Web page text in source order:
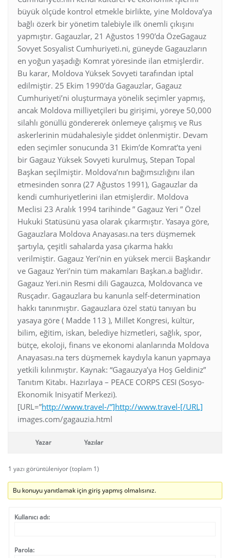
büyük ölçüde kontrol etmekle birlikte, yine Moldova’ya
bağlı özerk bir yönetim talebiyle ilk önemli çıkışını
yapmıştır. Gagauzlar, 21 Ağustos 1990’da ÖzeGagauz
Sovyet Sosyalist Cumhuriyeti.ni, güneyde Gagauzların
en yoğun yaşadığı Komrat yöresinde ilan etmişlerdir.
Bu karar, Moldova Yüksek Sovyeti tarafından iptal
edilmiştir. 25 Ekim 1990’da Gagauzlar, Gagauz
Cumhuriyeti’ni oluşturmaya yönelik seçimler yapmış,
ancak Moldova milliyetçileri bu girişimi, yöreye 50,000
silahlı gönüllü göndererek önlemeye çalışmış ve Rus
askerlerinin müdahalesiyle şiddet önlenmiştir. Devam
eden seçimler sonucunda 31 Ekim’de Komrat’ta yeni
bir Gagauz Yüksek Sovyeti kurulmuş, Stepan Topal
Başkan seçilmiştir. Moldova’nın bağımsızlığını ilan
etmesinden sonra (27 Ağustos 1991), Gagauzlar da
kendi cumhuriyetlerini ilan etmişlerdir. Moldova
Meclisi 23 Aralık 1994 tarihinde ” Gagauz Yeri ” Özel
Hukuki Statüsünü yasa olarak çıkarmıştır. Yasaya göre,
Gagauzlara Moldova Anayasası.na ters düşmemek
şartıyla, çeşitli sahalarda yasa çıkarma hakkı
verilmiştir. Gagauz Yeri’nin en yüksek mercii Başkandır
ve Gagauz Yeri’nin tüm makamları Başkan.a bağlıdır.
Gagauz Yeri.nin Resmi dili Gagauzca, Moldovanca ve
Rusçadır. Gagauzlara bu kanunla self-determination
hakkı tanınmıştır. Gagauzlara özel statü tanıyan bu
yasaya göre ( Madde 113 ), Millet Kongresi, kültür,
bilim, eğitim, iskan, belediye hizmetleri, sağlık, spor,
bütçe, ekoloji, finans ve ekonomi alanlarında Moldova
Anayasası.na ters düşmemek kaydıyla kanun yapmaya
yetkili kılınmıştır. Kaynak: “Gagauzya’ya Hoş Geldiniz”
Tanıtım Kitabı. Hazırlaya – PEACE CORPS CESI (Sosyo-
Ekonomik Inisyatif Merkezi).
[URL=”http://www.travel-/”]http://www.travel-[/URL]
images.com/gagauzia.html
Yazar Yazılar
1 yazı görüntüleniyor (toplam 1)
Bu konuyu yanıtlamak için giriş yapmış olmalısınız.
Kullanıcı adı:
Parola: